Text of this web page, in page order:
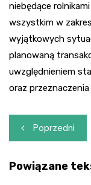
niebędące
wszystkim w
wyjątkowych
planowaną
uwzględnieniem
oraz przeznaczenia
wpisu
Poprzedni
Powiązane